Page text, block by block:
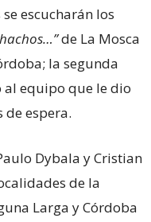
escucharán los
de La Mosca
la segunda
al equipo que le dio
de espera.
Dybala y Cristian
de la
Larga y Córdoba